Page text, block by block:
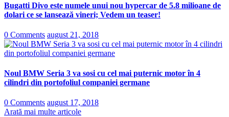
Bugatti Divo este numele unui nou hypercar de 5.8 milioane de
dolari ce se lansează vineri; Vedem un teaser!
0 Comments august 21, 2018
Noul BMW Seria 3 va sosi cu cel mai puternic motor în 4
cilindri din portofoliul companiei germane
0 Comments august 17, 2018
Arată mai multe articole